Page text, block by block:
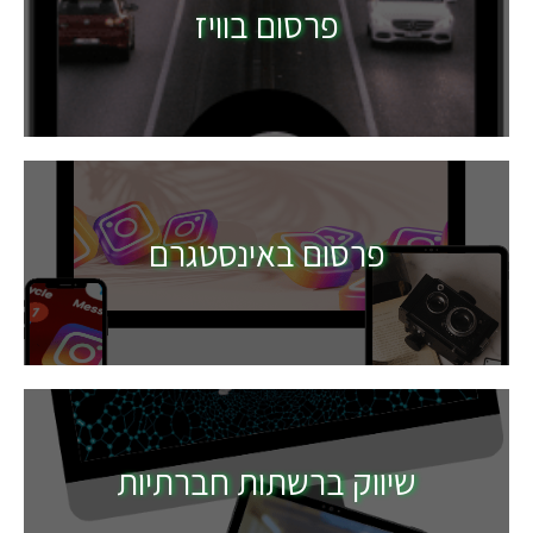
פרסום בוויז
פרסום באינסטגרם
שיווק ברשתות חברתיות